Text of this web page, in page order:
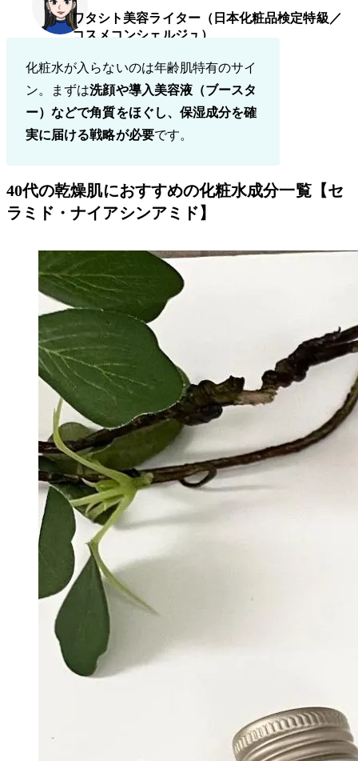
ワタシト美容ライター（日本化粧品検定特級／
コスメコンシェルジュ）
化粧水が入らないのは年齢肌特有のサイ
ン。まずは洗顔や導入美容液（ブースタ
ー）などで角質をほぐし、保湿成分を確
実に届ける戦略が必要です。
40代の乾燥肌におすすめの化粧水成分一覧【セ
ラミド・ナイアシンアミド】